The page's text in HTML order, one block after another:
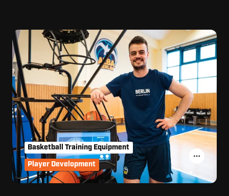
Basketball Training Equipment
Player Development